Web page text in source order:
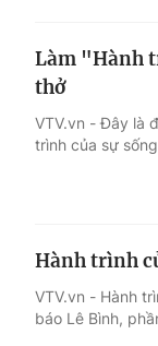
Làm "Hành
thở
VTV.vn - Đây là
trình của sự
Hành trình
VTV.vn - Hành
báo Lê Bình,